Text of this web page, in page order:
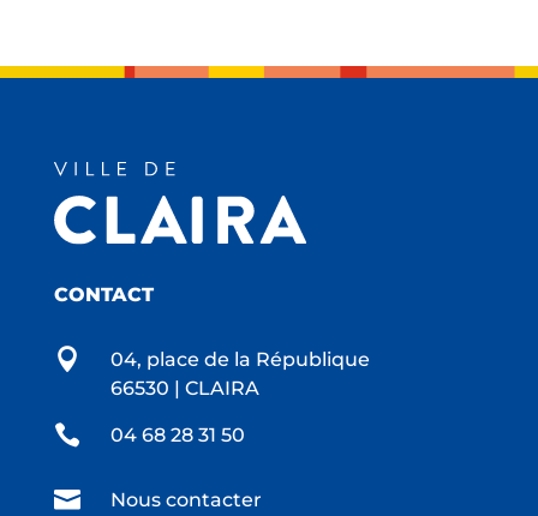
CONTACT

04, place de la République
66530 | CLAIRA
 04 68 28 31 50
 Nous contacter